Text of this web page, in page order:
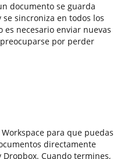
documento se guarda
sincroniza en todos los
necesario enviar nuevas
por perder
para que puedas
directamente
Dropbox. Cuando termines,